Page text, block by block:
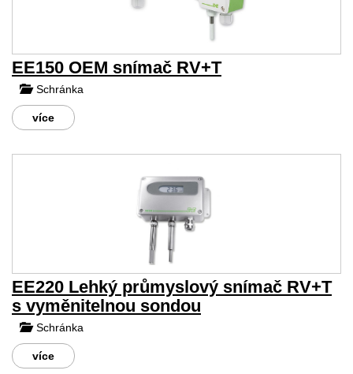
EE150 OEM snímač RV+T
Schránka
více
EE220 Lehký průmyslový snímač RV+T
s vyměnitelnou sondou
Schránka
více